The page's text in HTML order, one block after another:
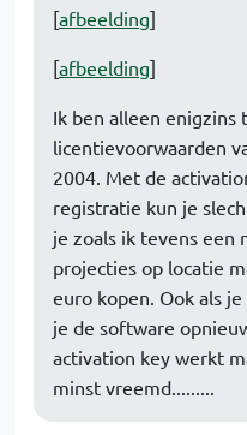
[afbeelding]
[afbeelding]
Ik ben alleen enigzins
licentievoorwaarden
2004. Met de
registratie kun je
je zoals ik tevens
projecties op locatie
euro kopen. Ook als
je de software
activation key werkt
minst vreemd.........